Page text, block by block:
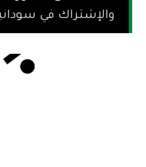
والإشتراك في